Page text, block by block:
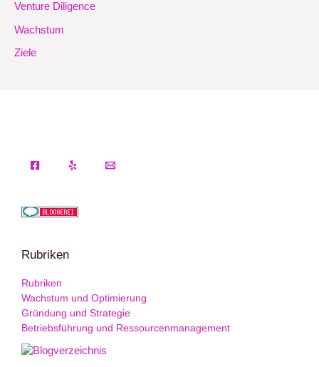
Venture Diligence
Wachstum
Ziele
Rubriken
Rubriken
Wachstum und Optimierung
Gründung und Strategie
Betriebsführung und Ressourcenmanagement